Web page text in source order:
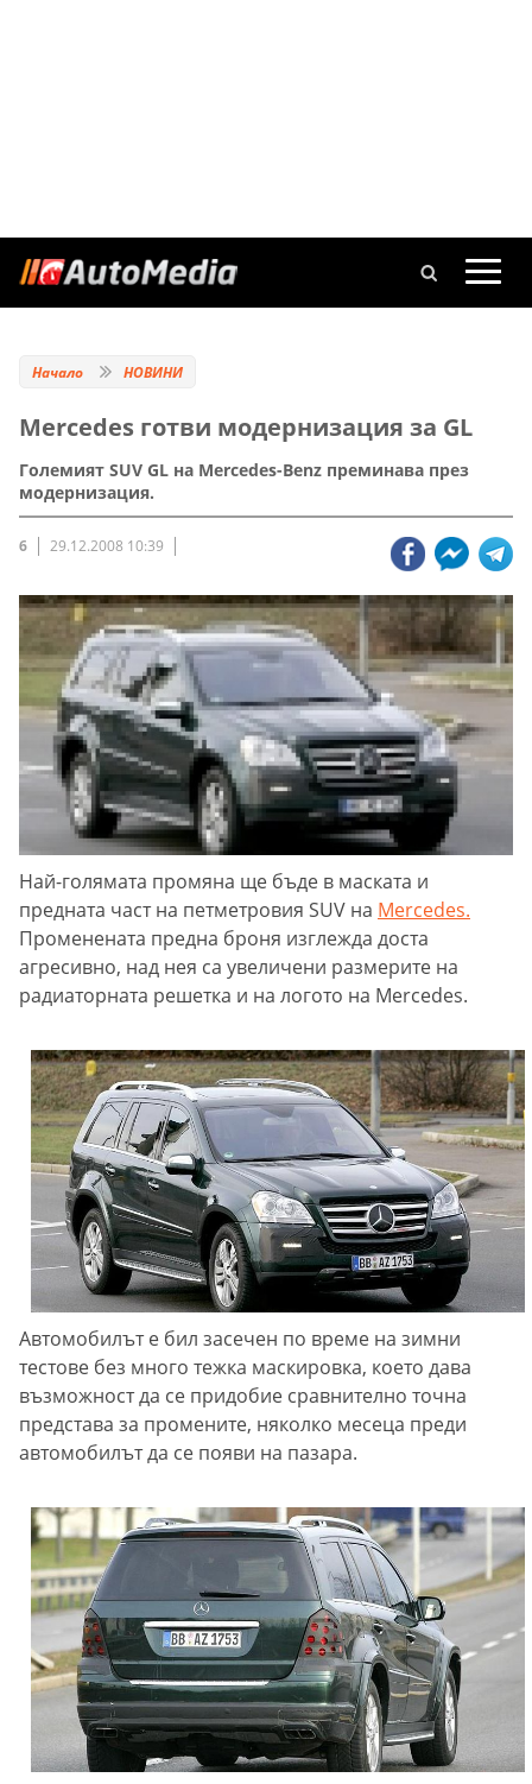
Начало НОВИНИ
Mercedes готви модернизация за GL
Големият SUV GL на Mercedes-Benz преминава през
модернизация.
6 29.12.2008 10:39
Най-голямата промяна ще бъде в маската и
предната част на петметровия SUV на Mercedes.
Променената предна броня изглежда доста
агресивно, над нея са увеличени размерите на
радиаторната решетка и на логото на Mercedes.
Автомобилът е бил засечен по време на зимни
тестове без много тежка маскировка, което дава
възможност да се придобие сравнително точна
представа за промените, няколко месеца преди
автомобилът да се появи на пазара.